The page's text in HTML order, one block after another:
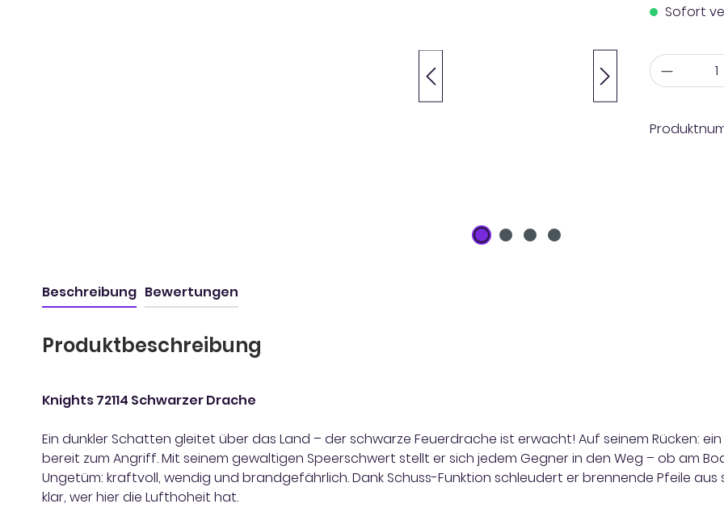
Sofort
Anzahl
Beschreibung Bewertungen
Produktbeschreibung
Knights 72114 Schwarzer Drache
Ein dunkler Schatten gleitet über das Land – der schwarze Feuerdrache ist erwacht! Auf seinem Rücken:
bereit zum Angriff. Mit seinem gewaltigen Speerschwert stellt er sich jedem Gegner in den Weg – ob am
Ungetüm: kraftvoll, wendig und brandgefährlich. Dank Schuss-Funktion schleudert er brennende Pfeile
klar, wer hier die Lufthoheit hat.